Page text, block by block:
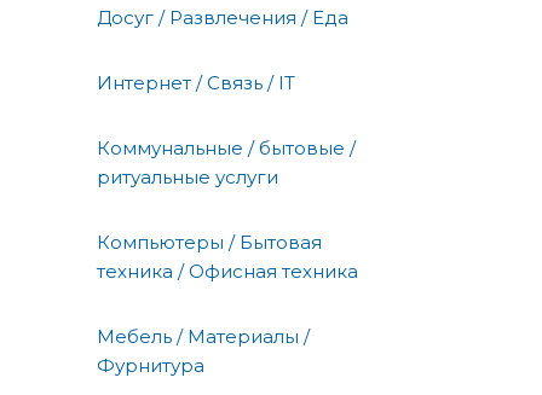
Досуг / Развлечения / Еда
Интернет / Связь / IT
Коммунальные / бытовые /
ритуальные услуги
Компьютеры / Бытовая
техника / Офисная техника
Мебель / Материалы /
Фурнитура